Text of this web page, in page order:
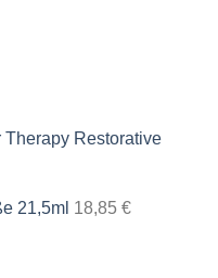
Restorative
21,5ml 18,85 €